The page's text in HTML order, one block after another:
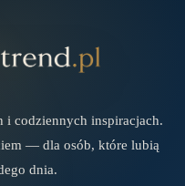
i codziennych inspiracjach.
— dla osób, które lubią
dnia.